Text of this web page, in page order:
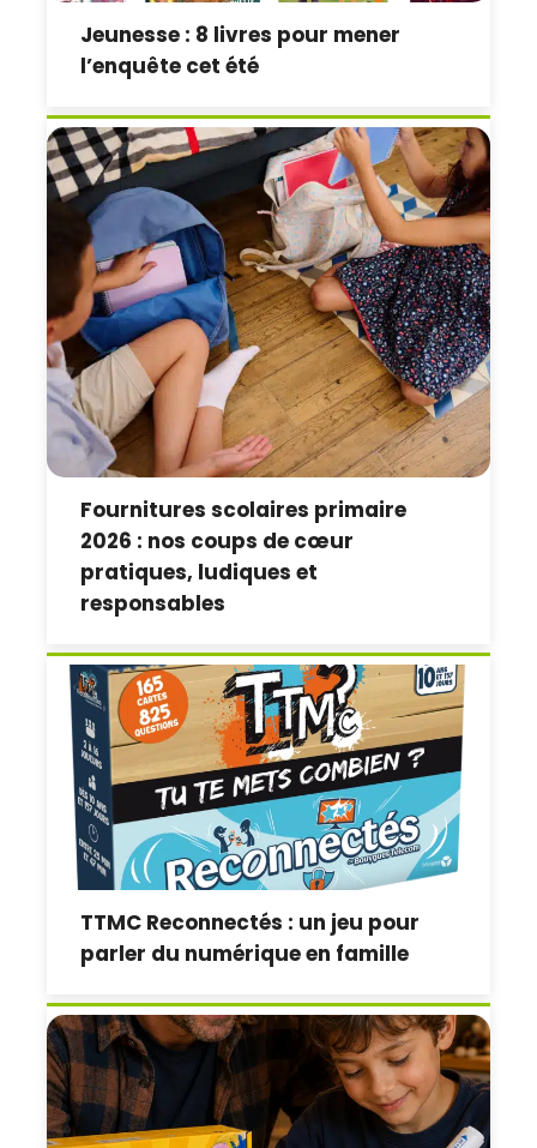
Jeunesse : 8 livres pour mener
l’enquête cet été
Fournitures scolaires primaire
2026 : nos coups de cœur
pratiques, ludiques et
responsables
TTMC Reconnectés : un jeu pour
parler du numérique en famille